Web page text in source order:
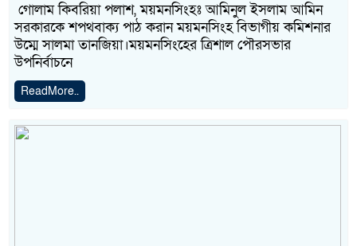
গোলাম কিবরিয়া পলাশ, ময়মনসিংহঃ আমিনুল ইসলাম আমিন
সরকারকে শপথবাক্য পাঠ করান ময়মনসিংহ বিভাগীয় কমিশনার
উম্মে সালমা তানজিয়া।ময়মনসিংহের ত্রিশাল পৌরসভার
উপনির্বাচনে
ReadMore..